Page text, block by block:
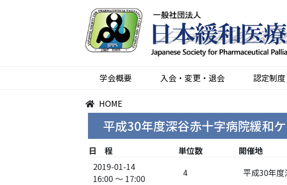
学会概要 入会・変更・退会 認定制度
HOME
平成30年度深谷赤十字病院緩和
日 程 単位数
開催地
2019-01-14
16:00 ～ 17:00
4 平成30年